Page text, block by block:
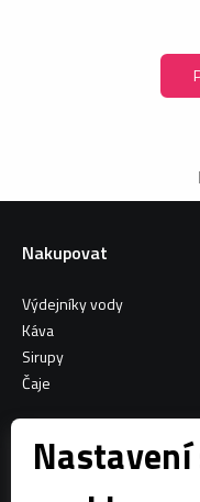
Nakupovat
Výdejníky vody
Káva
Sirupy
Čaje